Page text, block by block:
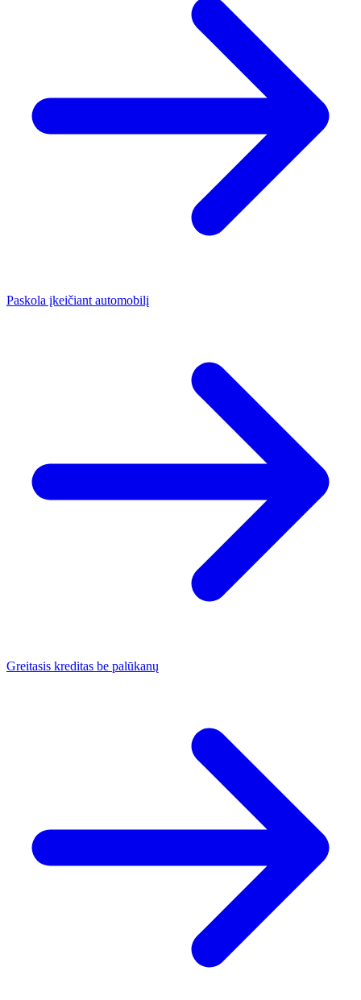
Paskola įkeičiant automobilį
Greitasis kreditas be palūkanų